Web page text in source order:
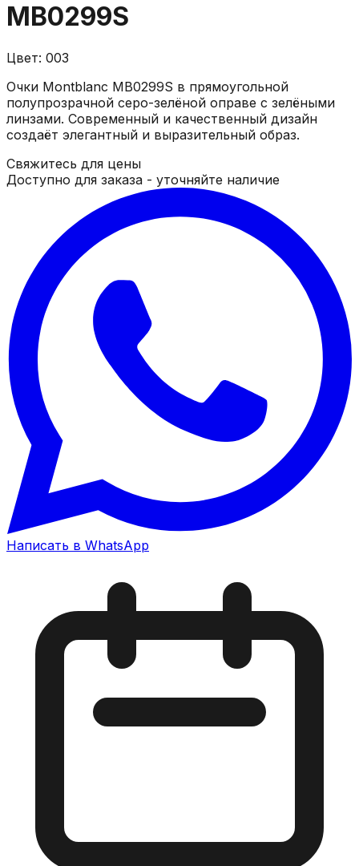
MB0299S
Цвет: 003
Очки Montblanc MB0299S в прямоугольной
полупрозрачной серо-зелёной оправе с зелёными
линзами. Современный и качественный дизайн
создаёт элегантный и выразительный образ.
Свяжитесь для цены
Доступно для заказа - уточняйте наличие
Написать в WhatsApp